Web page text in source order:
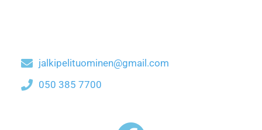
jalkipelituominen@gmail.com
050 385 7700